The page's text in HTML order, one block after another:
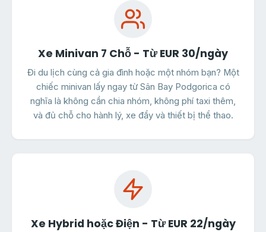
Xe Minivan 7 Chỗ - Từ EUR 30/ngày
Đi du lịch cùng cả gia đình hoặc một nhóm bạn? Một
chiếc minivan lấy ngay từ Sân Bay Podgorica có
nghĩa là không cần chia nhóm, không phí taxi thêm,
và đủ chỗ cho hành lý, xe đẩy và thiết bị thể thao.
Xe Hybrid hoặc Điện - Từ EUR 22/ngày